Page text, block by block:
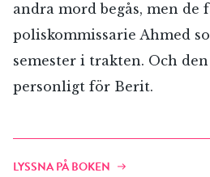
andra mord begås, men
poliskommissarie Ahmed
semester i trakten. Och
personligt för Berit.
LYSSNA PÅ BOKEN